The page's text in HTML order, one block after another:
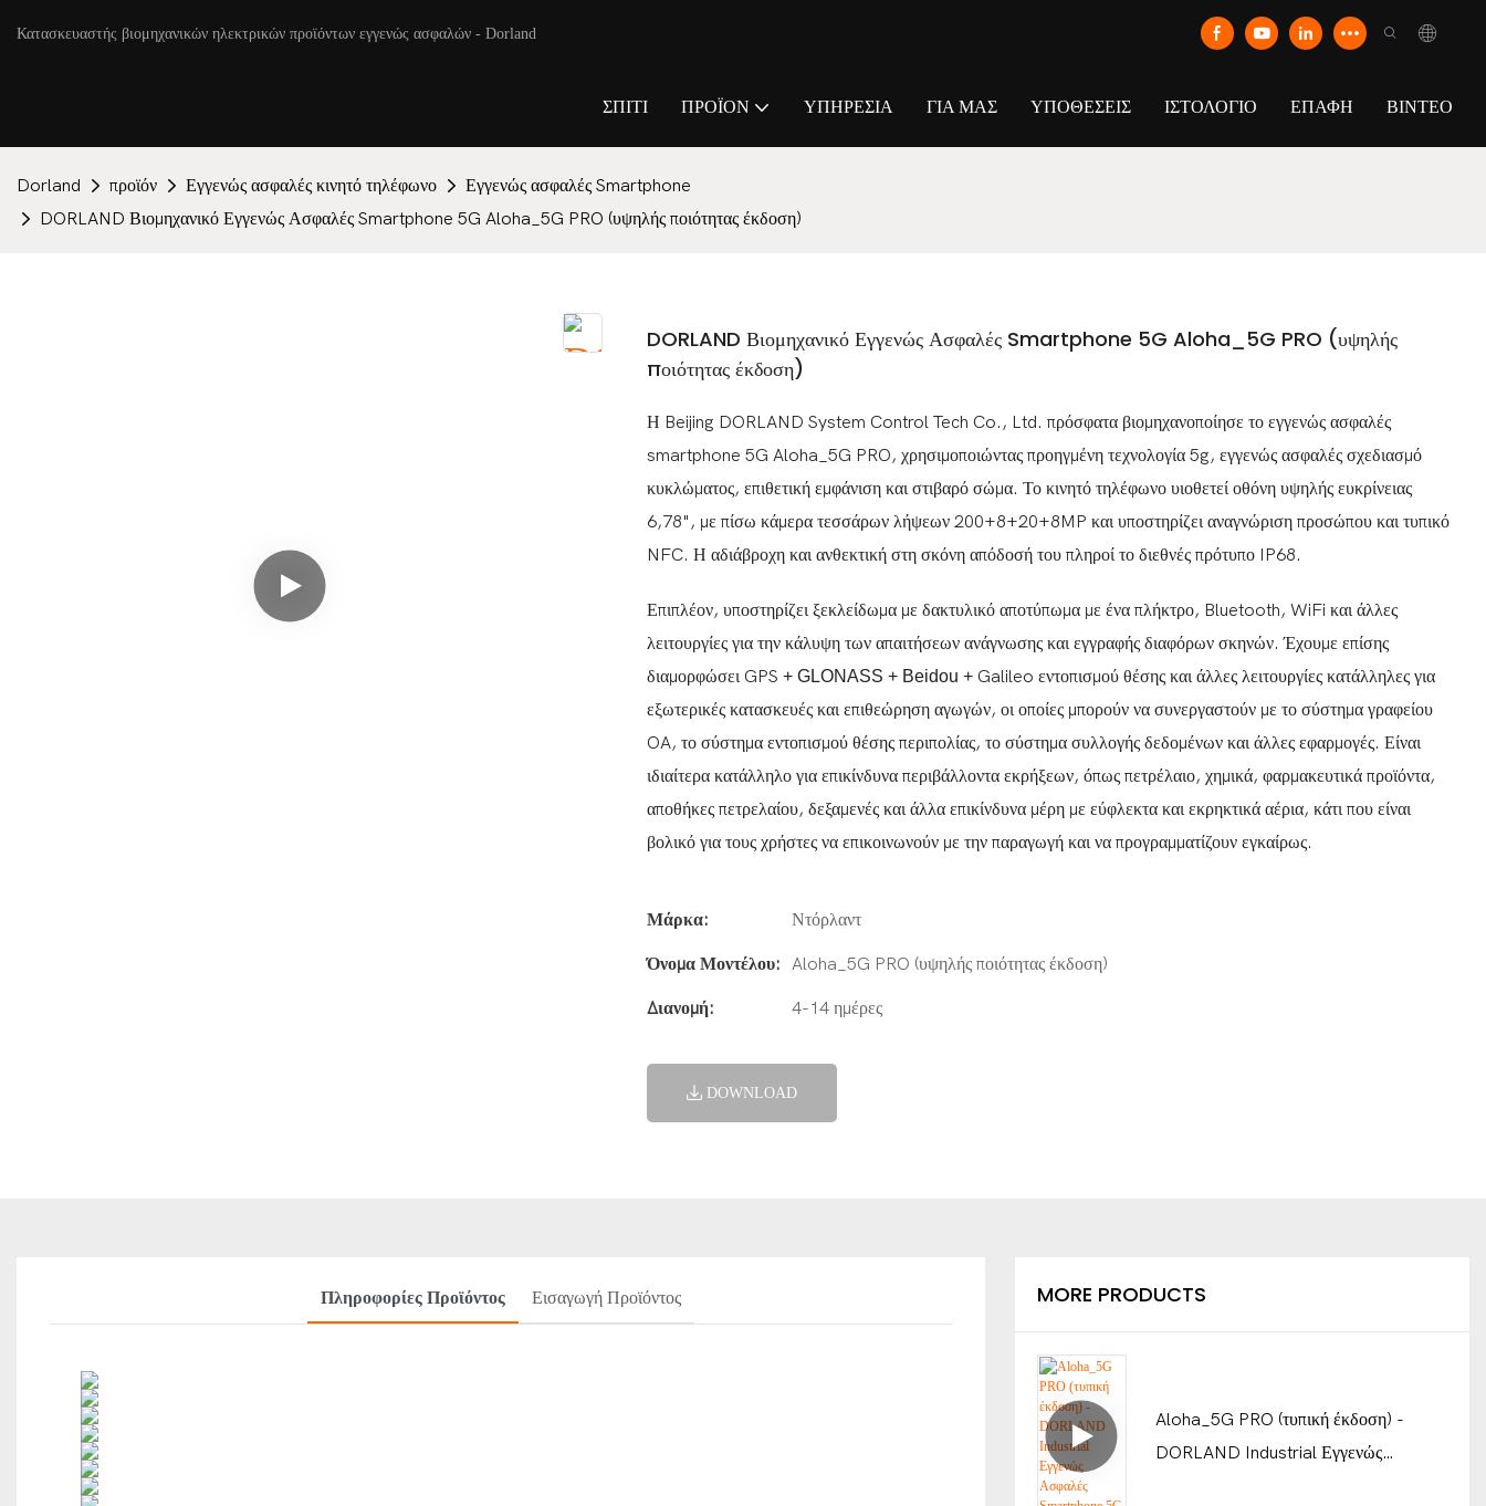
Κατασκευαστής βιομηχανικών ηλεκτρικών προϊόντων εγγενώς ασφαλών - Dorland
ΣΠΊΤΙ ΠΡΟΪΌΝ ΥΠΗΡΕΣΊΑ ΓΙΑ ΜΑΣ ΥΠΟΘΈΣΕΙΣ ΙΣΤΟΛΌΓΙΟ ΕΠΑΦΉ ΒΊΝΤΕΟ
Dorland προϊόν Εγγενώς ασφαλές κινητό τηλέφωνο
Εγγενώς ασφαλές Smartphone
DORLAND Βιομηχανικό Εγγενώς Ασφαλές Smartphone 5G Aloha_5G PRO (υψηλής ποιότητας έκδοση)
DORLAND Βιομηχανικό Εγγενώς Ασφαλές Smartphone 5G Aloha_5G PRO (υψηλής
ποιότητας έκδοση)
Η Beijing DORLAND System Control Tech Co., Ltd. πρόσφατα βιομηχανοποίησε το εγγενώς ασφαλές
smartphone 5G Aloha_5G PRO, χρησιμοποιώντας προηγμένη τεχνολογία 5g, εγγενώς ασφαλές σχεδιασμό
κυκλώματος, επιθετική εμφάνιση και στιβαρό σώμα. Το κινητό τηλέφωνο υιοθετεί οθόνη υψηλής ευκρίνειας
6,78", με πίσω κάμερα τεσσάρων λήψεων 200+8+20+8MP και υποστηρίζει αναγνώριση προσώπου και τυπικό
NFC. Η αδιάβροχη και ανθεκτική στη σκόνη απόδοσή του πληροί το διεθνές πρότυπο IP68.
Επιπλέον, υποστηρίζει ξεκλείδωμα με δακτυλικό αποτύπωμα με ένα πλήκτρο, Bluetooth, WiFi και άλλες
λειτουργίες για την κάλυψη των απαιτήσεων ανάγνωσης και εγγραφής διαφόρων σκηνών. Έχουμε επίσης
διαμορφώσει GPS + GLONASS + Beidou + Galileo εντοπισμού θέσης και άλλες λειτουργίες κατάλληλες για
εξωτερικές κατασκευές και επιθεώρηση αγωγών, οι οποίες μπορούν να συνεργαστούν με το σύστημα γραφείου
OA, το σύστημα εντοπισμού θέσης περιπολίας, το σύστημα συλλογής δεδομένων και άλλες εφαρμογές. Είναι
ιδιαίτερα κατάλληλο για επικίνδυνα περιβάλλοντα εκρήξεων, όπως πετρέλαιο, χημικά, φαρμακευτικά προϊόντα,
αποθήκες πετρελαίου, δεξαμενές και άλλα επικίνδυνα μέρη με εύφλεκτα και εκρηκτικά αέρια, κάτι που είναι
βολικό για τους χρήστες να επικοινωνούν με την παραγωγή και να προγραμματίζουν εγκαίρως.
Μάρκα: Ντόρλαντ
Όνομα Μοντέλου: Aloha_5G PRO (υψηλής ποιότητας έκδοση)
Διανομή: 4-14 ημέρες
DOWNLOAD
Πληροφορίες Προϊόντος Εισαγωγή Προϊόντος MORE PRODUCTS
Aloha_5G PRO (τυπική έκδοση) -
DORLAND Industrial Εγγενώς